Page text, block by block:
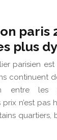
paris
plus
parisien
continuent
entre les
n’est pas
quartiers,